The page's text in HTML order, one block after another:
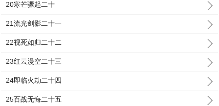
20寒芒骤起二十
21流光剑影二十一
22视死如归二十二
23红云漫空二十三
24即临火劫二十四
25百战无悔二十五